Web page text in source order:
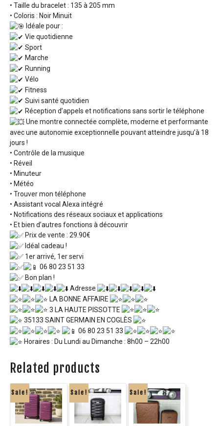
• Taille du bracelet : 135 à 205 mm
• Coloris : Noir Minuit
Idéale pour :
Vie quotidienne
Sport
Marche
Running
Vélo
Fitness
Suivi santé quotidien
Réception d’appels et notifications sans sortir le téléphone
Une montre connectée complète, moderne et performante
avec une autonomie exceptionnelle pouvant atteindre jusqu’à 18
jours !
• Contrôle de la musique
• Réveil
• Minuteur
• Météo
• Trouver mon téléphone
• Assistant vocal Alexa intégré
• Notifications des réseaux sociaux et applications
• Et bien d’autres fonctions à découvrir
Prix de vente : 29.90€
Idéal cadeau !
1er arrivé, 1er servi
06 80 23 51 33
Bon plan !
Adresse
LA BONNE AFFAIRE
3 LA HAUTE PISSOTTE
35133 SAINT GERMAIN EN COGLÈS
06 80 23 51 33
Horaires : Du Lundi au Dimanche : 8h00 – 22h00
Related products
Sale! Sale! Sale!